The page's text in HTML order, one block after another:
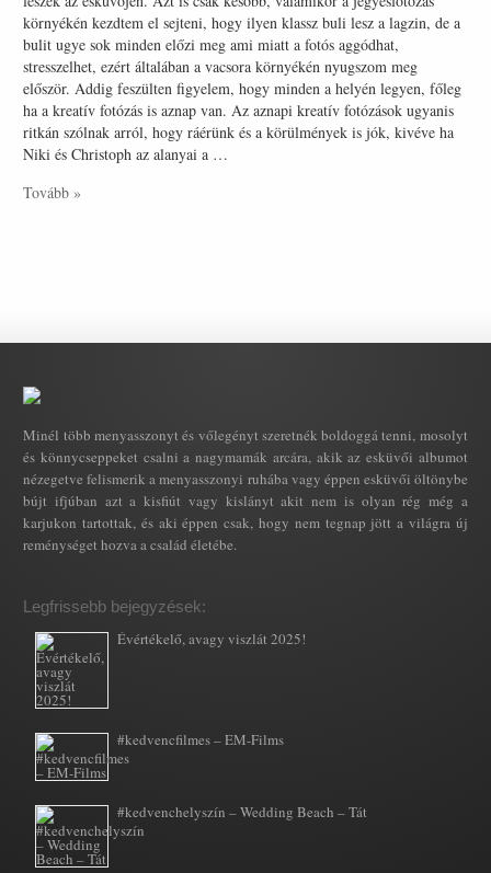
környékén kezdtem el sejteni, hogy ilyen klassz buli lesz a lagzin, de a
bulit ugye sok minden előzi meg ami miatt a fotós aggódhat,
stresszelhet, ezért általában a vacsora környékén nyugszom meg
először. Addig feszülten figyelem, hogy minden a helyén legyen, főleg
ha a kreatív fotózás is aznap van. Az aznapi kreatív fotózások ugyanis
ritkán szólnak arról, hogy ráérünk és a körülmények is jók, kivéve ha
Niki és Christoph az alanyai a …
Tovább »
Minél több menyasszonyt és vőlegényt szeretnék boldoggá tenni, mosolyt
és könnycseppeket csalni a nagymamák arcára, akik az esküvői albumot
nézegetve felismerik a menyasszonyi ruhába vagy éppen esküvői öltönybe
bújt ifjúban azt a kisfiút vagy kislányt akit nem is olyan rég még a
karjukon tartottak, és aki éppen csak, hogy nem tegnap jött a világra új
reménységet hozva a család életébe.
Legfrissebb bejegyzések:
Évértékelő, avagy viszlát 2025!
#kedvencfilmes – EM-Films
#kedvenchelyszín – Wedding Beach – Tát